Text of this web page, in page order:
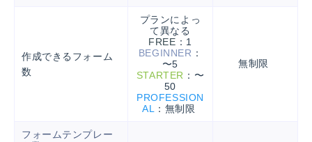
作成できるフォーム
数
プランによっ
て異なる
FREE ：1
BEGINNER ：
〜5
STARTER ：〜
50
PROFESSION
AL
：無制限
無制限
フォームテンプレー